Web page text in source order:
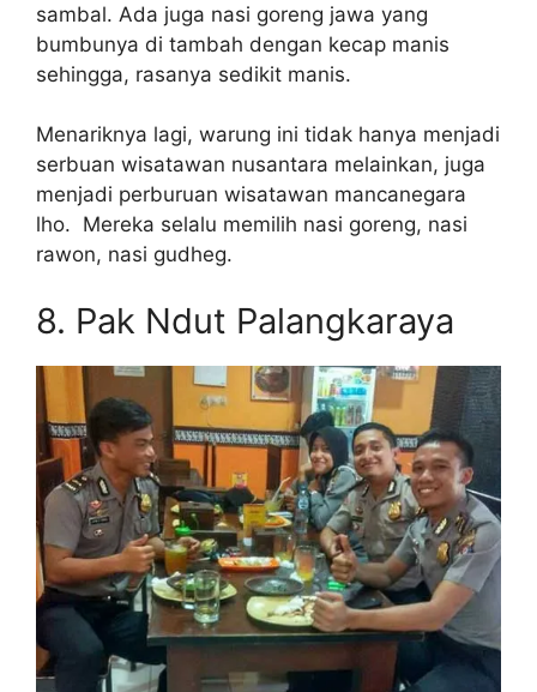
sambal. Ada juga nasi goreng jawa yang
bumbunya di tambah dengan kecap manis
sehingga, rasanya sedikit manis.
Menariknya lagi, warung ini tidak hanya menjadi
serbuan wisatawan nusantara melainkan, juga
menjadi perburuan wisatawan mancanegara
lho. Mereka selalu memilih nasi goreng, nasi
rawon, nasi gudheg.
8. Pak Ndut Palangkaraya